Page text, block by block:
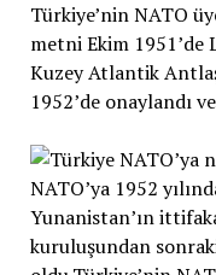
Türkiye’nin NATO
metni Ekim 1951’de
Kuzey Atlantik
1952’de onaylandı